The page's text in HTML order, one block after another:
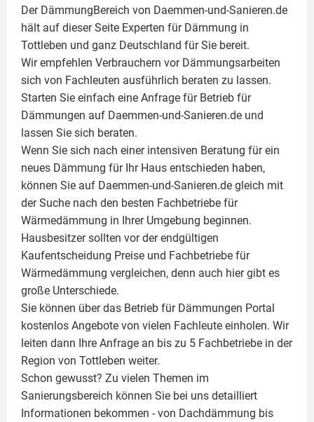
Der DämmungBereich von Daemmen-und-Sanieren.de
hält auf dieser Seite Experten für Dämmung in
Tottleben und ganz Deutschland für Sie bereit.
Wir empfehlen Verbrauchern vor Dämmungsarbeiten
sich von Fachleuten ausführlich beraten zu lassen.
Starten Sie einfach eine Anfrage für Betrieb für
Dämmungen auf Daemmen-und-Sanieren.de und
lassen Sie sich beraten.
Wenn Sie sich nach einer intensiven Beratung für ein
neues Dämmung für Ihr Haus entschieden haben,
können Sie auf Daemmen-und-Sanieren.de gleich mit
der Suche nach den besten Fachbetriebe für
Wärmedämmung in Ihrer Umgebung beginnen.
Hausbesitzer sollten vor der endgültigen
Kaufentscheidung Preise und Fachbetriebe für
Wärmedämmung vergleichen, denn auch hier gibt es
große Unterschiede.
Sie können über das Betrieb für Dämmungen Portal
kostenlos Angebote von vielen Fachleute einholen. Wir
leiten dann Ihre Anfrage an bis zu 5 Fachbetriebe in der
Region von Tottleben weiter.
Schon gewusst? Zu vielen Themen im
Sanierungsbereich können Sie bei uns detailliert
Informationen bekommen - von Dachdämmung bis